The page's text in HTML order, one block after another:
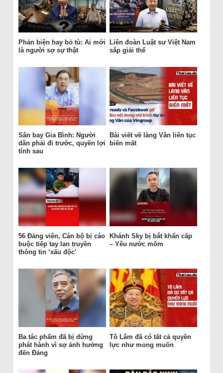
Phản biện hay bỏ tù: Ai mới
là người sợ sự thật
Liên đoàn Luật sư Việt Nam
sắp giải thể
Sân bay Gia Bình: Người
dân phải đi trước, quyền lợi
tính sau
Bài viết về làng Vân liên tục
biến mất
56 Đảng viên, Cán bộ bị cáo
buộc tiếp tay lan truyền
thông tin ‘xấu độc’
Khánh Sky bị bắt khẩn cấp
– Yêu nước mõm
Ba tác phẩm đã bị dừng
phát hành vì sợ ảnh hưởng
đến Đảng
Tô Lâm đã có tất cả quyền
lực như mong muốn